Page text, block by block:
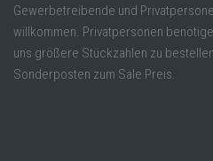
Gewerbetreibende und
willkommen. Privatpersonen
uns größere Stückzahlen zu
Sonderposten zum Sale Preis.